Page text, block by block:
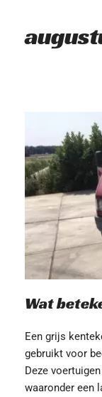
Wat
Een grijs
gebruikt voor
Deze
waaronder een